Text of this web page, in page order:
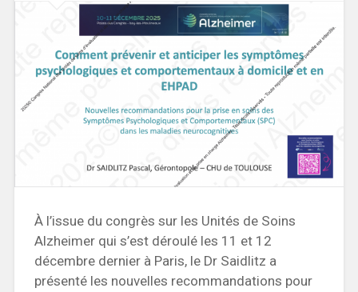
À l’issue du congrès sur les Unités de Soins
Alzheimer qui s’est déroulé les 11 et 12
décembre dernier à Paris, le Dr Saidlitz a
présenté les nouvelles recommandations pour